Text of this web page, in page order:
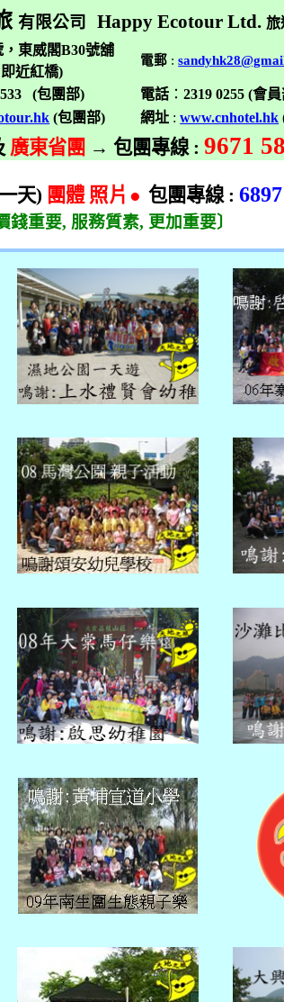
有限公司 Happy Ecotour Ltd.旅
東威閣B30號舖
近紅橋)
電郵 :
(包團部) 電話 ：2319 0255 (會員
(包團部) 網址 : www.cnhotel.hk
廣東省團 → 包團專線: 9671
天) 團體 照片●包團專線:
錢重要, 服務質素, 更加重要〕